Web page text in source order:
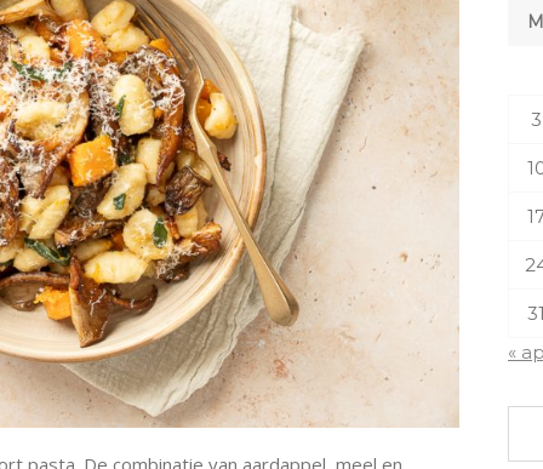
pasta. De combinatie van aardappel, meel en
M
3
«